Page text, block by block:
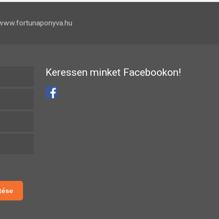
Keressen minket Facebookon!